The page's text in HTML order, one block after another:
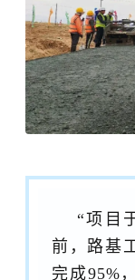
“项目
前，路基
完成95%